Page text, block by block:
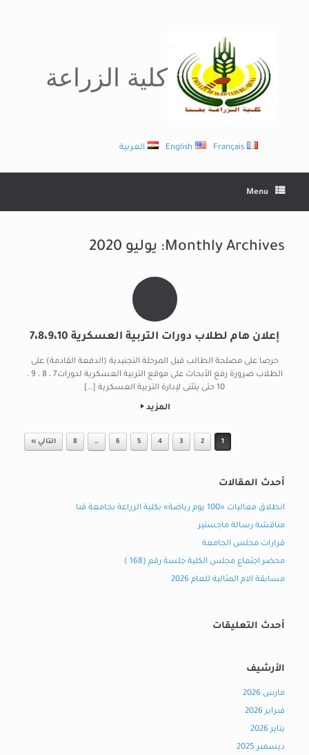
كلية الزراعة
العربية English Français
Menu
Monthly Archives: يوليو 2020
إعلان هام لطلاب دورات التربية العسكرية 7،8،9،10
حرصا على مصلحة الطالب قبل المرحلة التجنيدية (الدفعة القادمة) على
الطلاب ضرورة رفع الأبحاث على موقع التربية العسكرية لدورات7 ، 8 ، 9 ،
10 حتى يتثنى لإدارة التربية العسكرية […]
المزيد
1
2
3
4
5
6
…
8 التالي »
أحدث المقالات
انطلاق فعاليات «100 يوم رياضة» بكلية الزراعة بجامعة قنا
مناقشة رسالة ماجستير
قرارات مجلس الجامعة
محضر اجتماع مجلس الكلية جلسة رقم (168 )
مسابقة الام المثالية للعام 2026
أحدث التعليقات
الأرشيف
مارس 2026
فبراير 2026
يناير 2026
ديسمبر 2025